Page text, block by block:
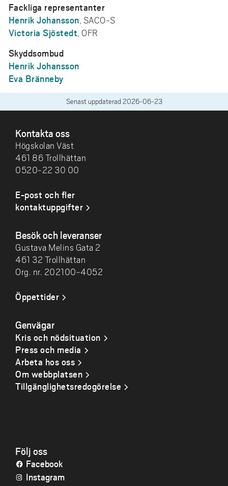
Fackliga representanter
Henrik Johansson, SACO-S
Victoria Sjöstedt, OFR
Skyddsombud
Henrik Johansson
Eva Bränneby
Senast uppdaterad 2026-06-23
Kontakta oss
Högskolan Väst
461 86 Trollhättan
0520-22 30 00
E-post och fler
kontaktuppgifter
Besök och leveranser
Gustava Melins Gata 2
461 32 Trollhättan
Org. nr. 202100-4052
Öppettider
Genvägar
Kris och nödsituation
Press och media
Arbeta hos oss
Om webbplatsen
Tillgänglighetsredogörelse
Följ oss
Facebook
Instagram